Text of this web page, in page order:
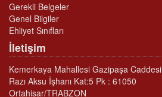
Gerekli Belgeler
Genel Bilgiler
Ehliyet Sınıfları
İletişim
Kemerkaya Mahallesi Gazipaşa Caddesi
Razı Aksu İşhanı Kat:5 Pk : 61050
Ortahisar/TRABZON